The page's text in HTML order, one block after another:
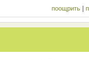
поощрить |